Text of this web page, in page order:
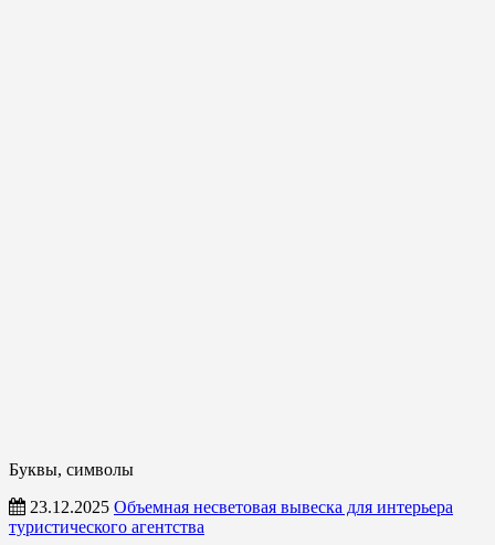
Буквы, символы
23.12.2025 Объемная несветовая вывеска для интерьера
туристического агентства